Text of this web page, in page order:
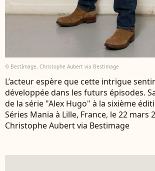
© BestImage, Christophe Aubert via Bestimage
L’acteur espère que cette intrigue
développée dans les futurs épisodes.
de la série "Alex Hugo" à la sixième
Séries Mania à Lille, France, le 22 mars
Christophe Aubert via Bestimage